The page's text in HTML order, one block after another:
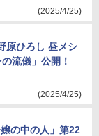
(2025/4/25)
ひろし 昼メシ
流儀」公開！
(2025/4/25)
の中の人」第22